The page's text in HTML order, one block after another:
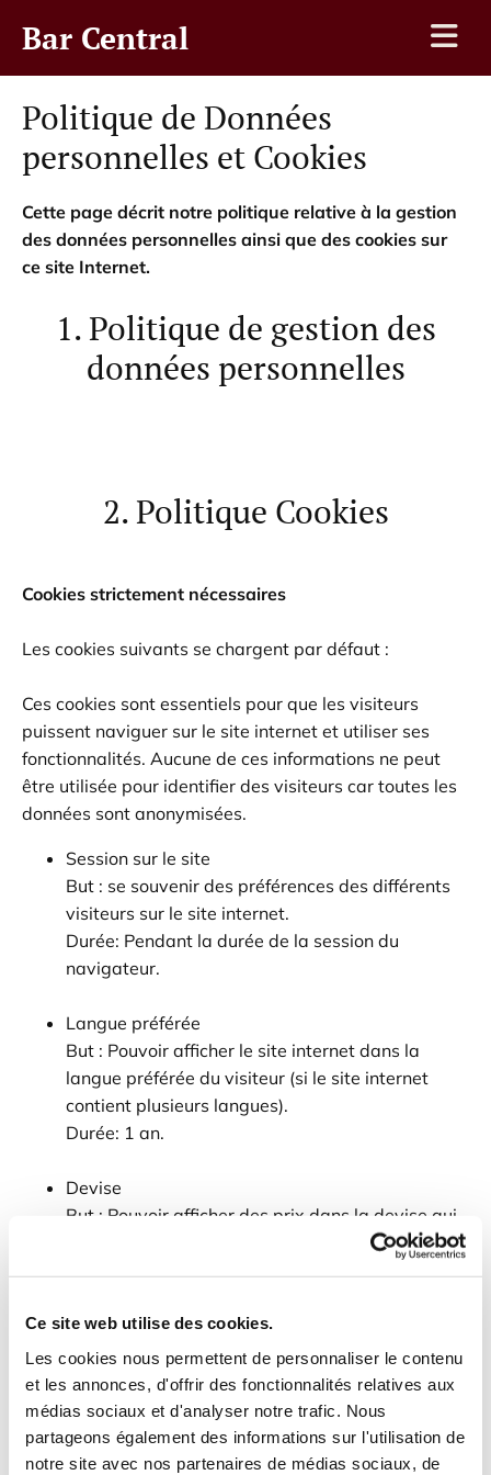
Ce site web utilise des cookies.
Les cookies nous permettent de personnaliser le contenu
et les annonces, d'offrir des fonctionnalités relatives aux
médias sociaux et d'analyser notre trafic. Nous
partageons également des informations sur l'utilisation de
notre site avec nos partenaires de médias sociaux, de
Bar Central
Politique de Données
personnelles et Cookies
Cette page décrit notre politique relative à la gestion
des données personnelles ainsi que des cookies sur
ce site Internet.
1. Politique de gestion des
données personnelles
2. Politique Cookies
Cookies strictement nécessaires
Les cookies suivants se chargent par défaut :
Ces cookies sont essentiels pour que les visiteurs
puissent naviguer sur le site internet et utiliser ses
fonctionnalités. Aucune de ces informations ne peut
être utilisée pour identifier des visiteurs car toutes les
données sont anonymisées.
Session sur le site
But : se souvenir des préférences des différents
visiteurs sur le site internet.
Durée: Pendant la durée de la session du
navigateur.
Langue préférée
But : Pouvoir afficher le site internet dans la
langue préférée du visiteur (si le site internet
contient plusieurs langues).
Durée: 1 an.
Devise
But : Pouvoir afficher des prix dans la devise qui
correspond aux préférences du visiteur.
Google Recaptcha
But : Pouvoir valider que le visiteur est un humain
et limiter la quantité de spams dans les
formulaires de contact.
Durée: 1 an.
Fournisseur: Google.